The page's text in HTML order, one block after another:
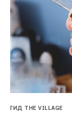
ГИД THE VILLAGE